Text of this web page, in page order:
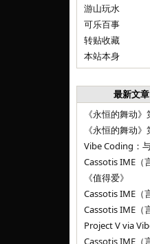
游山玩水
可乐百事
转贴收藏
本站本身
最新文章
《值得爱》